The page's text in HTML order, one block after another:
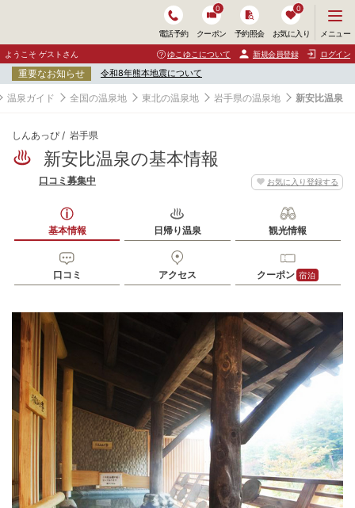
電話予約 クーポン
0
予約照会 お気に入り
0
ニ
ュ
ー
開
く
メニュー
ようこそ ゲストさん ゆこゆこについて 新規会員登録 ログイン
重要なお知らせ 令和8年熊本地震について
温泉ガイド 全国の温泉地 東北の温泉地 岩手県の温泉地 新安比温泉
しんあっぴ 岩手県
新安比温泉の基本情報
お気に入り登録する
口コミ募集中
基本情報 日帰り温泉 観光情報
口コミ アクセス クーポン 宿泊